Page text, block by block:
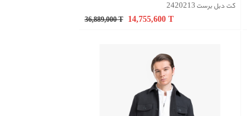
کت دبل برست 2420213
36,889,000T 14,755,600 T